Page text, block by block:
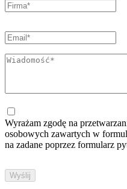
Wyrażam zgodę na
osobowych zawartych w
na zadane poprzez formularz